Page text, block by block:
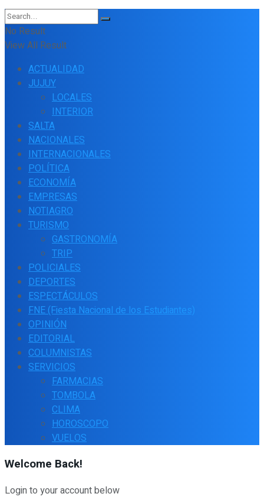
No Result
View All Result
ACTUALIDAD
JUJUY
LOCALES
INTERIOR
SALTA
NACIONALES
INTERNACIONALES
POLÍTICA
ECONOMÍA
EMPRESAS
NOTIAGRO
TURISMO
GASTRONOMÍA
TRIP
POLICIALES
DEPORTES
ESPECTÁCULOS
FNE (Fiesta Nacional de los Estudiantes)
OPINIÓN
EDITORIAL
COLUMNISTAS
SERVICIOS
FARMACIAS
TOMBOLA
CLIMA
HOROSCOPO
VUELOS
Welcome Back!
Login to your account below